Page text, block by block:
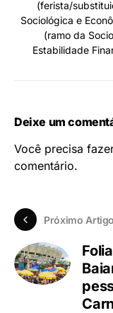
(ferista/
Sociológica e
(ramo da
Estabilidade
Deixe um
Você precisa
comentário.
Próximo Artigo